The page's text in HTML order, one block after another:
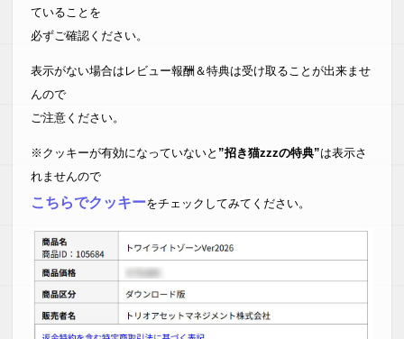
ていることを
必ずご確認ください。
表示がない場合はレビュー報酬＆特典は受け取ることが出来ませ
んので
ご注意ください。
※クッキーが有効になっていないと ”招き猫zzzの特典”は表示さ
れませんので
こちらでクッキーをチェックしてみてください。